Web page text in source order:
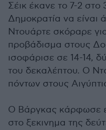
Σέικ έκανε το 7-2 στο
Δημοκρατία να είναι
Ντουάρτε σκόραρε
προβάδισμα στους
ισοφάρισε σε 14-14,
του δεκαλέπτου. O
πόντων στους
Ο Βάργκας κάρφωσε
στο ξεκινημα της